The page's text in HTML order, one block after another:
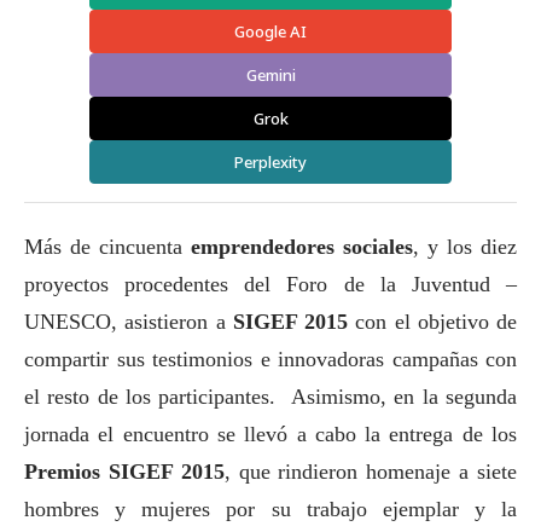
Google AI
Gemini
Grok
Perplexity
Más de cincuenta emprendedores sociales, y los diez
proyectos procedentes del Foro de la Juventud –
UNESCO, asistieron a SIGEF 2015 con el objetivo de
compartir sus testimonios e innovadoras campañas con
el resto de los participantes. Asimismo, en la segunda
jornada el encuentro se llevó a cabo la entrega de los
Premios SIGEF 2015, que rindieron homenaje a siete
hombres y mujeres por su trabajo ejemplar y la